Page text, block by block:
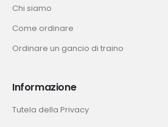
Chi siamo
Come ordinare
Ordinare un gancio di traino
Informazione
Tutela della Privacy